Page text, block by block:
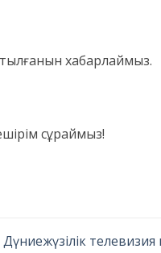
хабарлаймыз.
сұраймыз!
Дүниежүзілік